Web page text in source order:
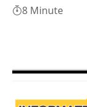
8 Minute